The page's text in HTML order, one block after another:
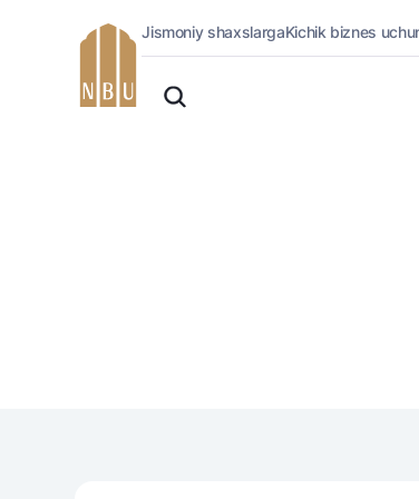
O'zbek Onlayn-bank
Jismoniy shaxslarga (Milliy)
Jismoniy shaxslargaKichik biznes